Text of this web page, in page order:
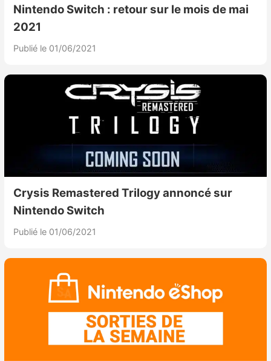
Nintendo Switch : retour sur le mois de mai
2021
Publié le 01/06/2021
Crysis Remastered Trilogy annoncé sur
Nintendo Switch
Publié le 01/06/2021